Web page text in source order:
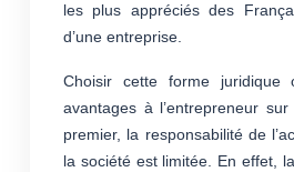
les plus appréciés des
d’une entreprise.
Choisir cette forme juridique
avantages à l’entrepreneur
premier, la responsabilité de
la société est limitée. En effet,